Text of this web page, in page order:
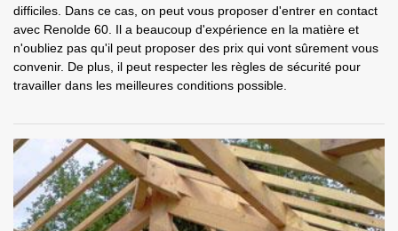
difficiles. Dans ce cas, on peut vous proposer d'entrer en contact
avec Renolde 60. Il a beaucoup d'expérience en la matière et
n'oubliez pas qu'il peut proposer des prix qui vont sûrement vous
convenir. De plus, il peut respecter les règles de sécurité pour
travailler dans les meilleures conditions possible.